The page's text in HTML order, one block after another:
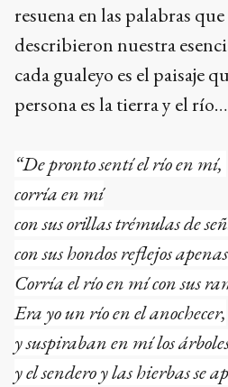
resuena en las palabras
describieron nuestra
cada gualeyo es el paisaje
persona es la tierra y el río…
“De pronto sentí el río en mí,
corría en mí
con sus orillas trémulas de
con sus hondos reflejos
Corría el río en mí con sus
Era yo un río en el anochecer,
y suspiraban en mí los
y el sendero y las hierbas se